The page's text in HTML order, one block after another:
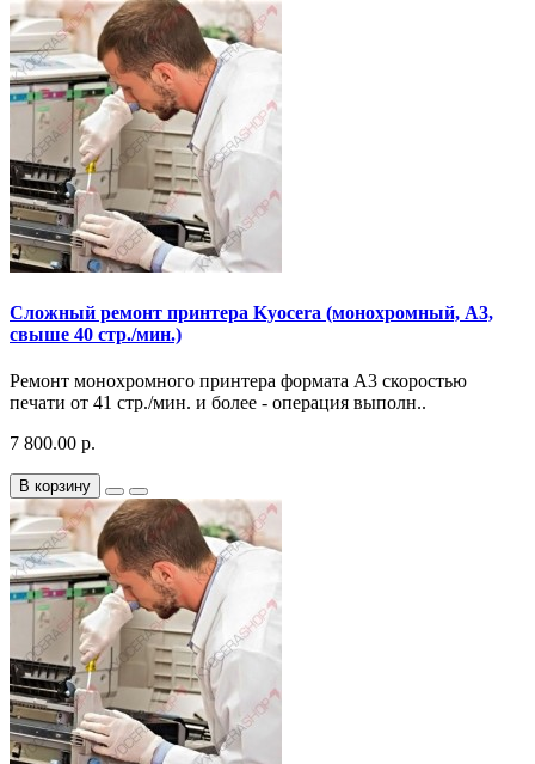
Сложный ремонт принтера Kyocera (монохромный, A3,
свыше 40 стр./мин.)
Ремонт монохромного принтера формата A3 скоростью
печати от 41 стр./мин. и более - операция выполн..
7 800.00 р.
В корзину